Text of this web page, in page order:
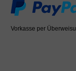
Vorkasse per